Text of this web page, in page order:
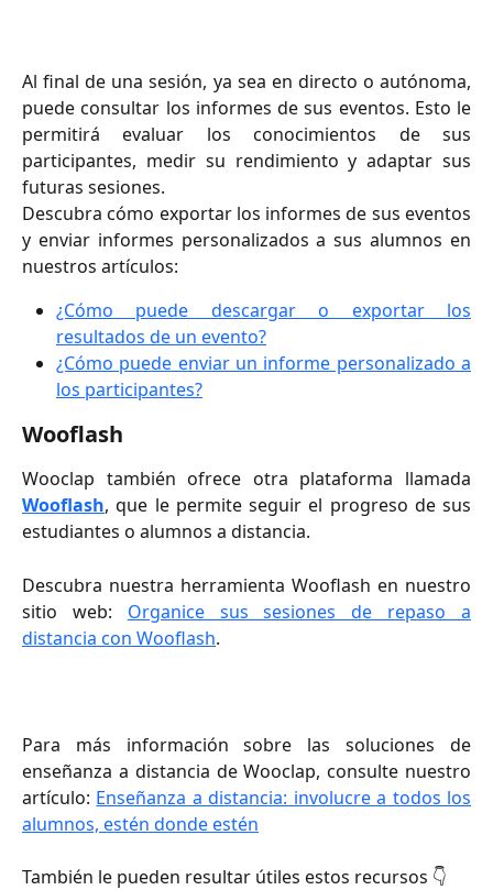
Al final de una sesión, ya sea en directo o autónoma,
puede consultar los informes de sus eventos. Esto le
permitirá evaluar los conocimientos de sus
participantes, medir su rendimiento y adaptar sus
futuras sesiones.
Descubra cómo exportar los informes de sus eventos
y enviar informes personalizados a sus alumnos en
nuestros artículos:
¿Cómo puede descargar o exportar los
resultados de un evento?
¿Cómo puede enviar un informe personalizado a
los participantes?
Wooflash
Wooclap también ofrece otra plataforma llamada
Wooflash, que le permite seguir el progreso de sus
estudiantes o alumnos a distancia.
Descubra nuestra herramienta Wooflash en nuestro
sitio web: Organice sus sesiones de repaso a
distancia con Wooflash.
Para más información sobre las soluciones de
enseñanza a distancia de Wooclap, consulte nuestro
artículo: Enseñanza a distancia: involucre a todos los
alumnos, estén donde estén
También le pueden resultar útiles estos recursos 👇